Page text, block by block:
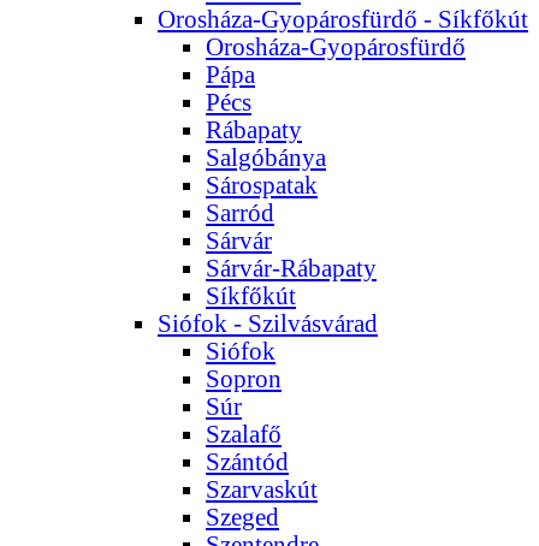
Orosháza-Gyopárosfürdő - Síkfőkút
Orosháza-Gyopárosfürdő
Pápa
Pécs
Rábapaty
Salgóbánya
Sárospatak
Sarród
Sárvár
Sárvár-Rábapaty
Síkfőkút
Siófok - Szilvásvárad
Siófok
Sopron
Súr
Szalafő
Szántód
Szarvaskút
Szeged